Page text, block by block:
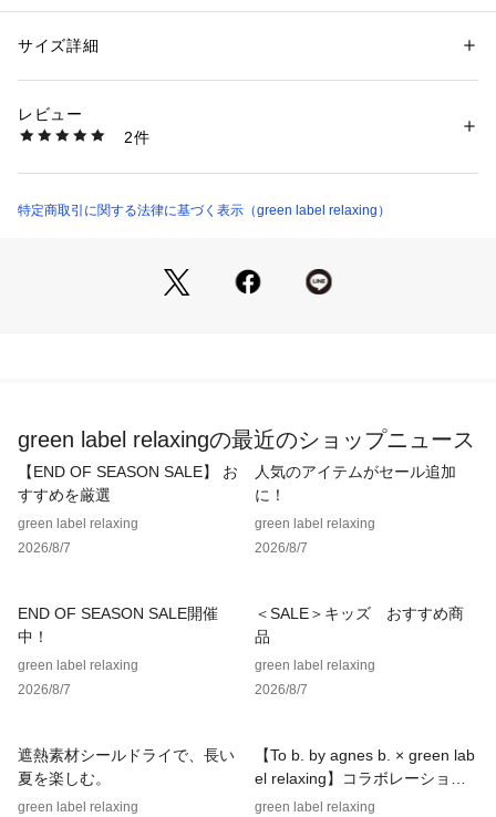
・スーツパンツ、スラックスに好相性
シブル仕様が魅力
・バックルを回転させるだけで切替可能なのも嬉しいポイント
・アジャスト機能付き（バックルから外してカットすることで
※商品の色味の目安は、商品単体の画像をご参照ください。
店舗へお問い合わせの際は、全国のgreen label relaxing各店
品名：YMN AJUST REVER V2 30  品番：31416990217
性別：メンズ
素材：床革
洗濯：-
※詳しい洗濯方法については、商品の品質表示タグをご覧ください
31416990217 （ショップ）
サイズ詳細
レビュー
2件
特定商取引に関する法律に基づく表示（green label relaxing）
green label relaxingの最近のショップニュース
【END OF SEASON SALE】 お
すすめを厳選
green label relaxing
2026/8/7
人気のアイテムがセール追加
に！
green label relaxing
2026/8/7
END OF SEASON SALE開催
中！
green label relaxing
2026/8/7
＜SALE＞キッズ おすすめ商
品
green label relaxing
2026/8/7
遮熱素材シールドライで、長い
夏を楽しむ。
green label relaxing
【To b. by agnes b. × green lab
el relaxing】コラボレーション
アイテム
green label relaxing